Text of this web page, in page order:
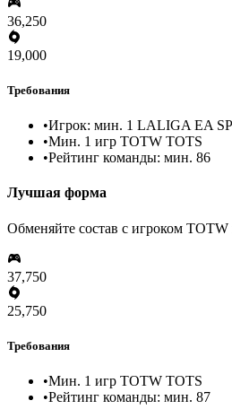
36,250
19,000
Требования
•Игрок: мин. 1 LALIGA EA
•Мин. 1 игр TOTW TOTS
•Рейтинг команды: мин. 86
Лучшая форма
Обменяйте состав с игроком
37,750
25,750
Требования
•Мин. 1 игр TOTW TOTS
•Рейтинг команды: мин. 87